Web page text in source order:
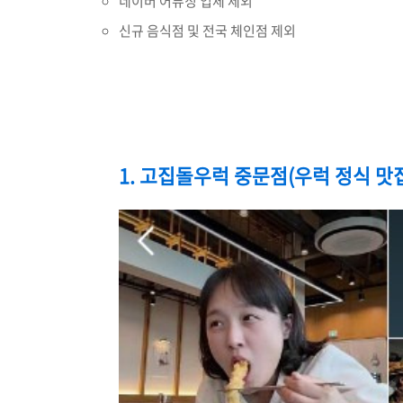
신규 음식점 및 전국 체인점 제외
1. 고집돌우럭 중문점(우럭 정식 맛